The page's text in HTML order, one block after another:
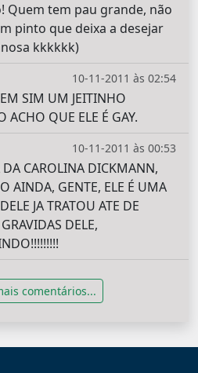
Quem tem pau grande, não
pinto que deixa a desejar
kkkkkk)
10-11-2011 às 02:54
SIM UM JEITINHO
QUE ELE É GAY.
10-11-2011 às 00:53
DA CAROLINA DICKMANN,
AINDA, GENTE, ELE É UMA
JA TRATOU ATE DE
DELE,
comentários...